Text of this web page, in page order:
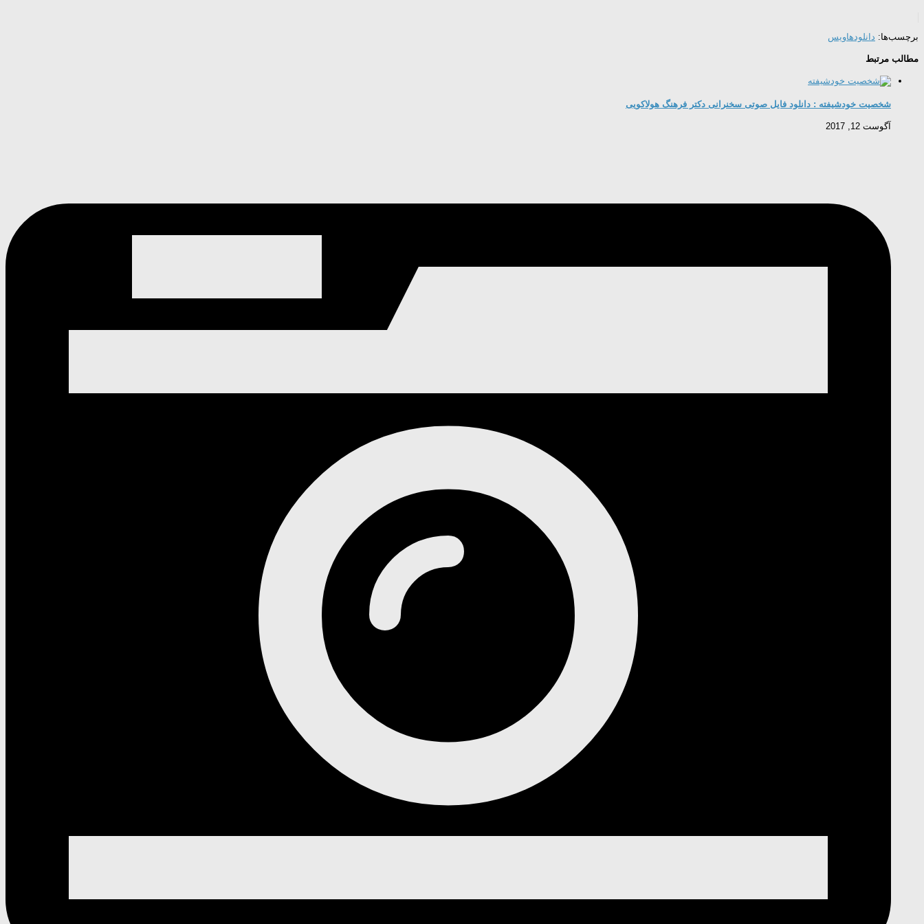
برچسب‌ها: دانلودهاویس
مطالب مرتبط
شخصیت خودشیفته : دانلود فایل صوتی سخنرانی دکتر فرهنگ هولاکویی
آگوست 12, 2017